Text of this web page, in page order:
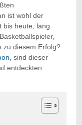
ist wohl der
bis heute, lang
zu diesem Erfolg?
, sind dieser
entdeckten